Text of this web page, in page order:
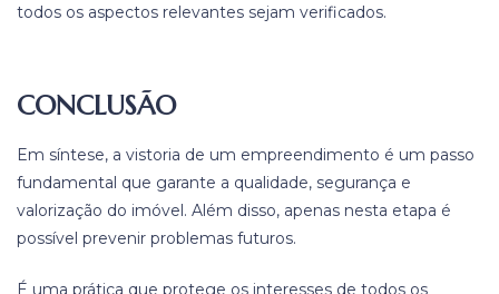
todos os aspectos relevantes sejam verificados.
CONCLUSÃO
Em síntese, a vistoria de um empreendimento é um passo
fundamental que garante a qualidade, segurança e
valorização do imóvel. Além disso, apenas nesta etapa é
possível prevenir problemas futuros.
É uma prática que protege os interesses de todos os